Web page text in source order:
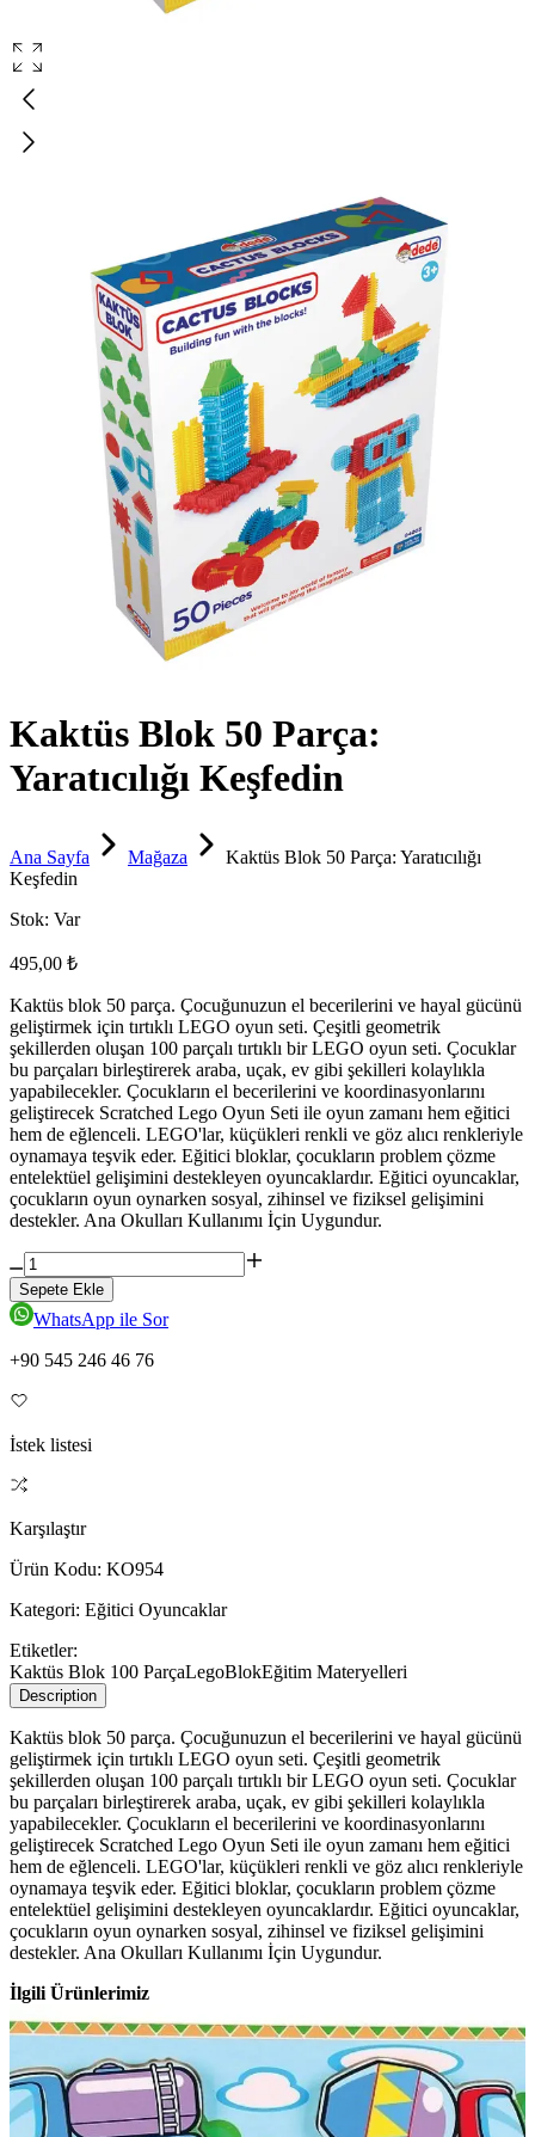
Kaktüs Blok 50 Parça:
Yaratıcılığı Keşfedin
Ana Sayfa Mağaza
Kaktüs Blok 50 Parça: Yaratıcılığı
Keşfedin
Stok: Var
495,00 ₺
Kaktüs blok 50 parça. Çocuğunuzun el becerilerini ve hayal gücünü
geliştirmek için tırtıklı LEGO oyun seti. Çeşitli geometrik
şekillerden oluşan 100 parçalı tırtıklı bir LEGO oyun seti. Çocuklar
bu parçaları birleştirerek araba, uçak, ev gibi şekilleri kolaylıkla
yapabilecekler. Çocukların el becerilerini ve koordinasyonlarını
geliştirecek Scratched Lego Oyun Seti ile oyun zamanı hem eğitici
hem de eğlenceli. LEGO'lar, küçükleri renkli ve göz alıcı renkleriyle
oynamaya teşvik eder. Eğitici bloklar, çocukların problem çözme
entelektüel gelişimini destekleyen oyuncaklardır. Eğitici oyuncaklar,
çocukların oyun oynarken sosyal, zihinsel ve fiziksel gelişimini
destekler. Ana Okulları Kullanımı İçin Uygundur.
Sepete Ekle
WhatsApp ile Sor
+90 545 246 46 76
İstek listesi
Karşılaştır
Ürün Kodu: KO954
Kategori: Eğitici Oyuncaklar
Etiketler:
Kaktüs Blok 100 ParçaLegoBlokEğitim Materyelleri
Description
Kaktüs blok 50 parça. Çocuğunuzun el becerilerini ve hayal gücünü
geliştirmek için tırtıklı LEGO oyun seti. Çeşitli geometrik
şekillerden oluşan 100 parçalı tırtıklı bir LEGO oyun seti. Çocuklar
bu parçaları birleştirerek araba, uçak, ev gibi şekilleri kolaylıkla
yapabilecekler. Çocukların el becerilerini ve koordinasyonlarını
geliştirecek Scratched Lego Oyun Seti ile oyun zamanı hem eğitici
hem de eğlenceli. LEGO'lar, küçükleri renkli ve göz alıcı renkleriyle
oynamaya teşvik eder. Eğitici bloklar, çocukların problem çözme
entelektüel gelişimini destekleyen oyuncaklardır. Eğitici oyuncaklar,
çocukların oyun oynarken sosyal, zihinsel ve fiziksel gelişimini
destekler. Ana Okulları Kullanımı İçin Uygundur.
İlgili Ürünlerimiz